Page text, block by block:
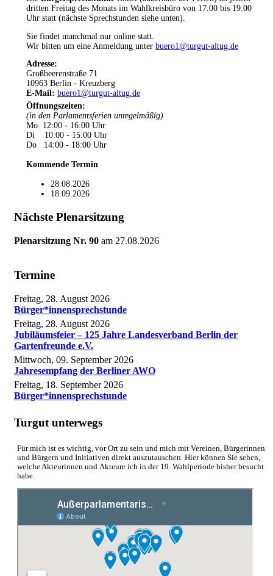
dritten Freitag des Monats im Wahlkreisbüro von 17.00 bis 19.00
Uhr statt (nächste Sprechstunden siehe unten).
Sie findet manchmal nur online statt.
Wir bitten um eine Anmeldung unter buero1@turgut-altug.de
Adresse:
Großbeerenstraße 71
10963 Berlin - Kreuzberg
E-Mail: buero1@turgut-altug.de
Öffnungszeiten:
(in den Parlamentsferien unregelmäßig)
Mo 12:00 - 16:00 Uhr
Di 10:00 - 15:00 Uhr
Do 14:00 - 18:00 Uhr
Kommende Termin
28.08.2026
18.09.2026
Nächste Plenarsitzung
Plenarsitzung Nr. 90 am 27.08.2026
Termine
Freitag, 28. August 2026
Bürger*innensprechstunde
Freitag, 28. August 2026
Jubiläumsfeier – 125 Jahre Landesverband Berlin der
Gartenfreunde e.V.
Mittwoch, 09. September 2026
Jahresempfang der Berliner AWO
Freitag, 18. September 2026
Bürger*innensprechstunde
Turgut unterwegs
Für mich ist es wichtig, vor Ort zu sein und mich mit Vereinen, Bürgerinnen
und Bürgern und Initiativen direkt auszutauschen. Hier können Sie sehen,
welche Akteurinnen und Akteure ich in der 19. Wahlperiode bisher besucht
habe.